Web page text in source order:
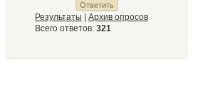
Результаты | Архив опросов
Всего ответов: 321